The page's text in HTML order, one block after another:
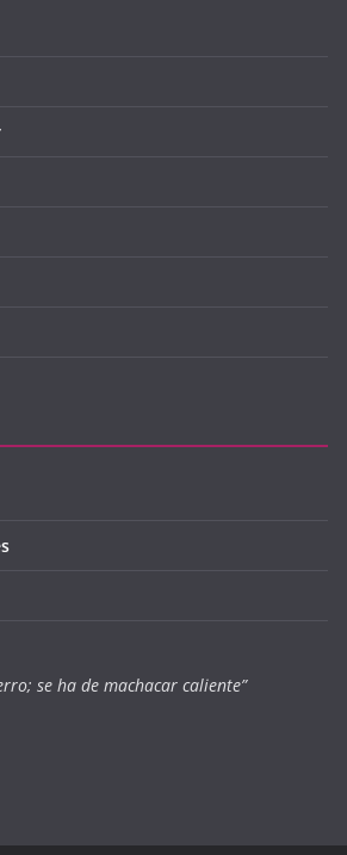
se ha de machacar caliente”